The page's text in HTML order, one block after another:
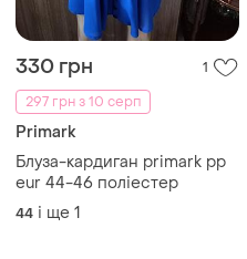
Primark
Блуза-кардиган primark pp
eur 44-46 поліестер
44 і ще 1